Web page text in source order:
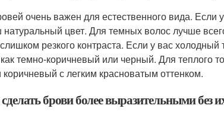
очень важен для естественного вида. Если
цвет. Для темных волос лучше
резкого контраста. Если у вас
темно-коричневый или черный. Для теплого
с легким красноватым оттенком.
брови более выразительными без